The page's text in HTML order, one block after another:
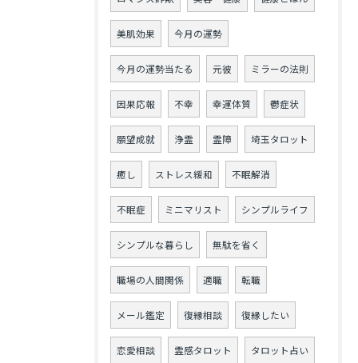
美肌効果 今月の運勢
今月の運勢当たる 元彼 ミラーの法則
因果応報 不幸 幸運体質 鬱症状
願望成就 浄霊 霊障 埼玉タロット
癒し ストレス緩和 不眠解消
不眠症 ミニマリスト シンプルライフ
シンプルな暮らし 無駄を省く
職場の人間関係 適職 転職
メール鑑定 復縁相談 復縁したい
恋愛相談 霊感タロット タロット占い